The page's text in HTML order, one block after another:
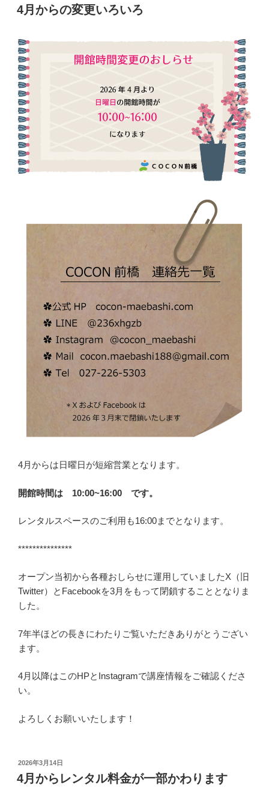
稿
日:
4月からの変更いろいろ
4月からは日曜日が短縮営業となります。
開館時間は 10:00~16:00 です。
レンタルスペースのご利用も16:00までとなります。
***************
オープン当初から各種おしらせに運用していましたX（旧
Twitter）とFacebookを3月をもって閉鎖することとなりま
した。
7年半ほどの長きにわたりご覧いただきありがとうござい
ます。
4月以降はこのHPとInstagramで講座情報をご確認くださ
い。
よろしくお願いいたします！
投
稿
日:
2026年3月14日
4月からレンタル料金が一部かわります